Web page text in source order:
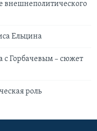
внешнеполитического
Ельцина
с Горбачевым – сюжет
роль